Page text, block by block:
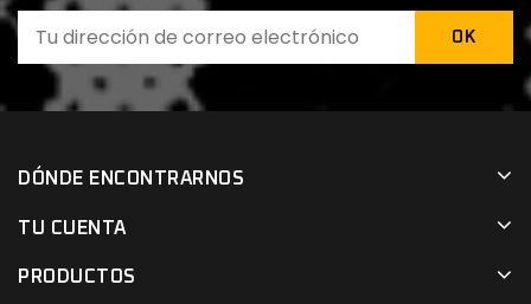
DÓNDE ENCONTRARNOS
TU CUENTA
PRODUCTOS